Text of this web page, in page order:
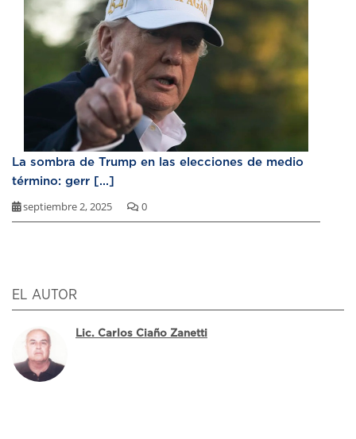
La sombra de Trump en las elecciones de medio
término: gerr [...]
septiembre 2, 2025 0
EL AUTOR
Lic. Carlos Ciaño Zanetti